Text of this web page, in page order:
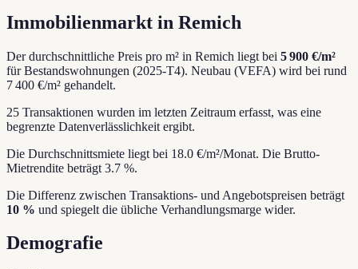
Immobilienmarkt in Remich
Der durchschnittliche Preis pro m² in Remich liegt bei 5 900 €/m²
für Bestandswohnungen (2025-T4). Neubau (VEFA) wird bei rund
7 400 €/m² gehandelt.
25 Transaktionen wurden im letzten Zeitraum erfasst, was eine
begrenzte Datenverlässlichkeit ergibt.
Die Durchschnittsmiete liegt bei 18.0 €/m²/Monat. Die Brutto-
Mietrendite beträgt 3.7 %.
Die Differenz zwischen Transaktions- und Angebotspreisen beträgt
10 % und spiegelt die übliche Verhandlungsmarge wider.
Demografie